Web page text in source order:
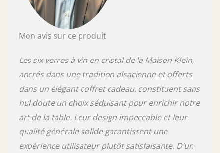
Mon avis sur ce produit
Les six verres à vin en cristal de la Maison Klein,
ancrés dans une tradition alsacienne et offerts
dans un élégant coffret cadeau, constituent sans
nul doute un choix séduisant pour enrichir notre
art de la table. Leur design impeccable et leur
qualité générale solide garantissent une
expérience utilisateur plutôt satisfaisante. D’un